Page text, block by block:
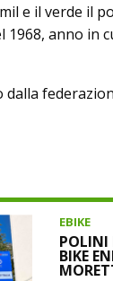
e il verde il
anno in
EBIKE
POLINI
BIKE